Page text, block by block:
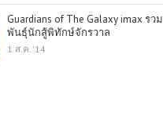
Guardians of The Galaxy imax รวม
พันธุ์นักสู้พิทักษ์จักรวาล
1 ส.ค. '14